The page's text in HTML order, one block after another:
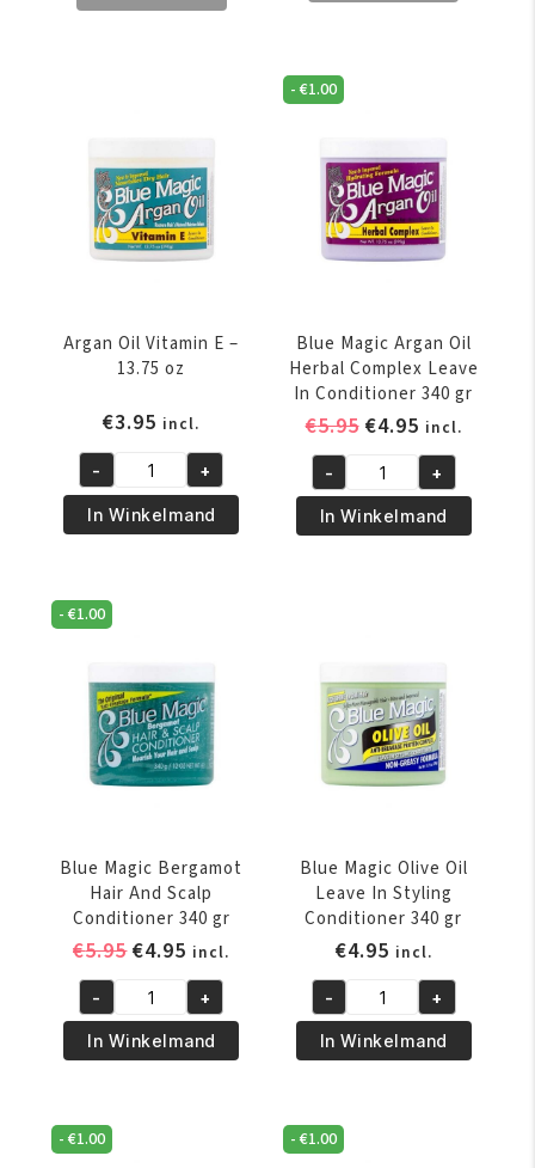
Kids
Pomade
and
Hairdress
114
Gro
ml
aantal
Argan Oil Vitamin E –
13.75 oz
€3.95 incl.
Argan
Oil
Vitamin
-
13.75
aantal
- +
In Winkelmand
-€1.00
Blue Magic Argan Oil
Herbal Complex Leave
In Conditioner 340 gr
€5.95 Oorspronkelijke
was:
€5.95.
€4.95Huidige
prijs
is:
€4.95.
incl.
Blue
Magic
Argan
In
Conditioner
340
gr
- +
In Winkelmand
-€1.00
Blue Magic Bergamot
Hair And Scalp
Conditioner 340 gr
€5.95Oorspronkelijke
was:
€5.95.
€4.95 Huidige
prijs
is:
€4.95.
incl.
Blue
Magic
Bergamot
And
Scalp
- +
In Winkelmand
Blue Magic Olive Oil
Leave In Styling
Conditioner 340 gr
€4.95 incl.
Blue
Magic
Olive
Leave
In
- +
In Winkelmand
-€1.00 -€1.00